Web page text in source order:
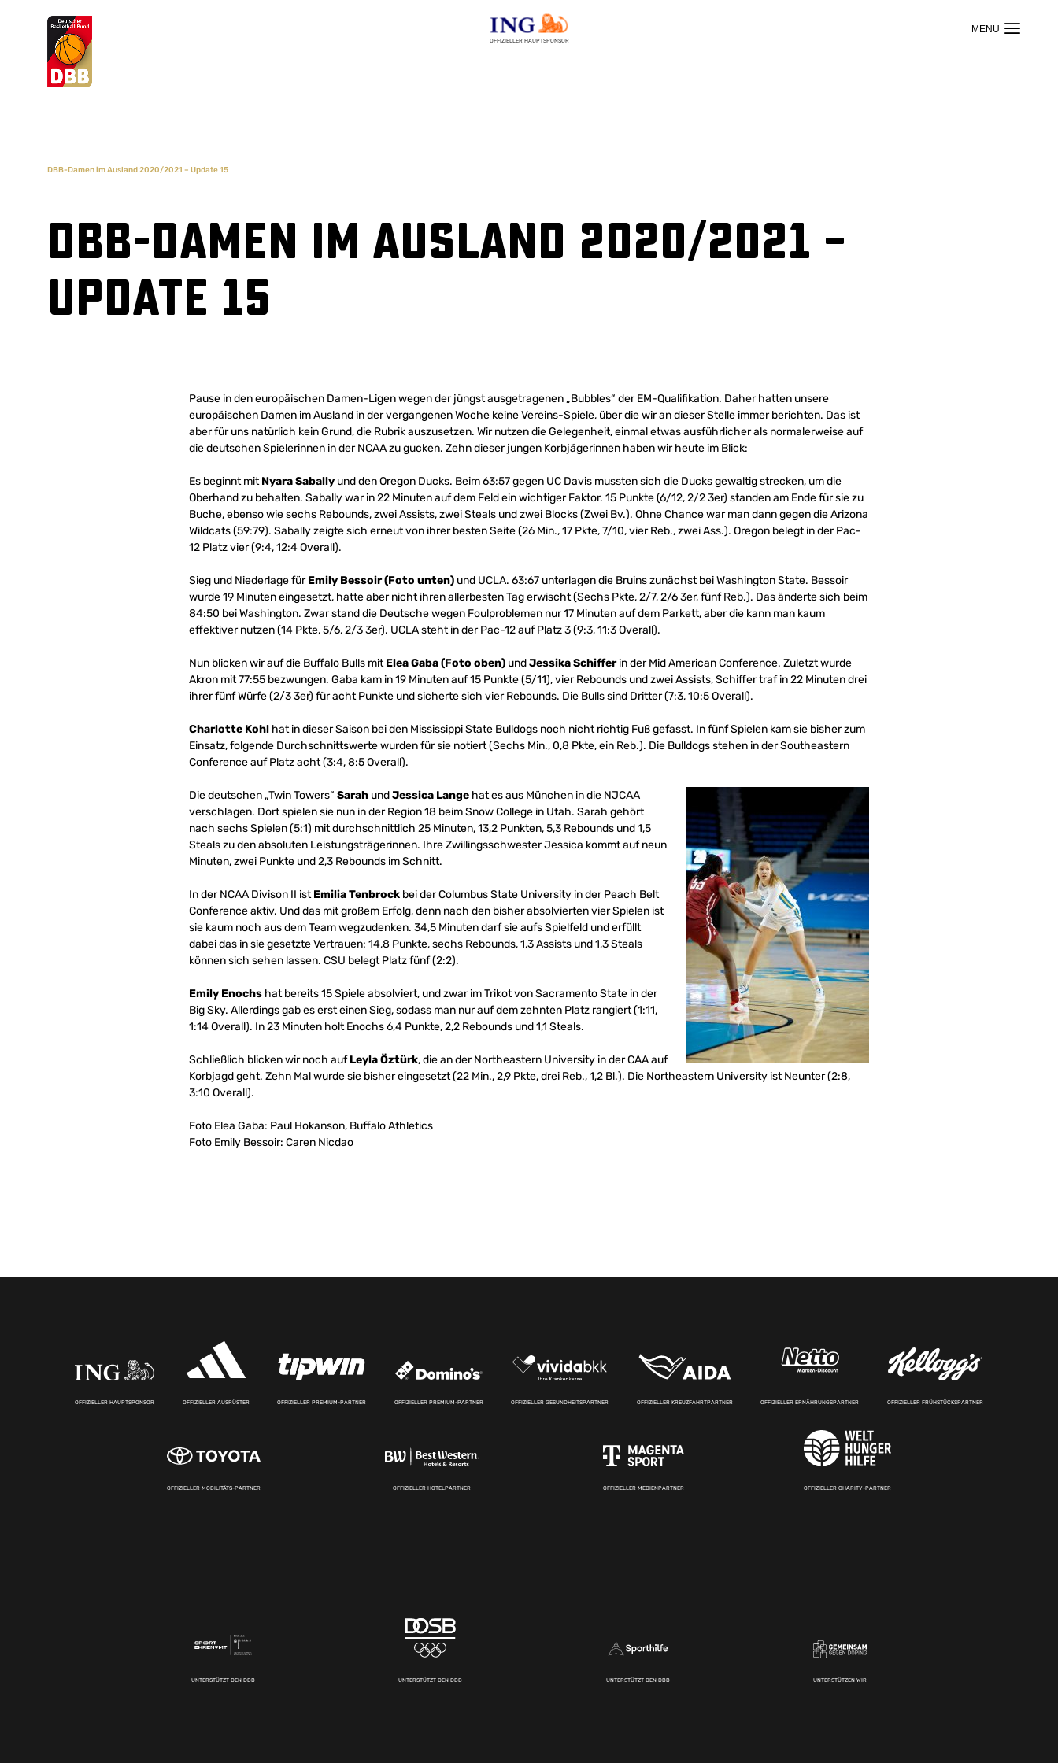
OFFIZIELLER HAUPTSPONSOR
Suchvorschläge
DBB-Damen im Ausland 2020/2021 – Update 15
DBB-Damen im Ausland 2020/2021 –
Update 15
Pause in den europäischen Damen-Ligen wegen der jüngst ausgetragenen „Bubbles“ der EM-Qualifikation. Daher hatten unsere
europäischen Damen im Ausland in der vergangenen Woche keine Vereins-Spiele, über die wir an dieser Stelle immer berichten. Das ist
aber für uns natürlich kein Grund, die Rubrik auszusetzen. Wir nutzen die Gelegenheit, einmal etwas ausführlicher als normalerweise auf
die deutschen Spielerinnen in der NCAA zu gucken. Zehn dieser jungen Korbjägerinnen haben wir heute im Blick:
Es beginnt mitNyara Sabally und den Oregon Ducks. Beim 63:57 gegen UC Davis mussten sich die Ducks gewaltig strecken, um die
Oberhand zu behalten. Sabally war in 22 Minuten auf dem Feld ein wichtiger Faktor. 15 Punkte (6/12, 2/2 3er) standen am Ende für sie zu
Buche, ebenso wie sechs Rebounds, zwei Assists, zwei Steals und zwei Blocks (Zwei Bv.). Ohne Chance war man dann gegen die Arizona
Wildcats (59:79). Sabally zeigte sich erneut von ihrer besten Seite (26 Min., 17 Pkte, 7/10, vier Reb., zwei Ass.). Oregon belegt in der Pac-
12 Platz vier (9:4, 12:4 Overall).
Sieg und Niederlage fürEmily Bessoir (Foto unten) und UCLA. 63:67 unterlagen die Bruins zunächst bei Washington State. Bessoir
wurde 19 Minuten eingesetzt, hatte aber nicht ihren allerbesten Tag erwischt (Sechs Pkte, 2/7, 2/6 3er, fünf Reb.). Das änderte sich beim
84:50 bei Washington. Zwar stand die Deutsche wegen Foulproblemen nur 17 Minuten auf dem Parkett, aber die kann man kaum
effektiver nutzen (14 Pkte, 5/6, 2/3 3er). UCLA steht in der Pac-12 auf Platz 3 (9:3, 11:3 Overall).
Nun blicken wir auf die Buffalo Bulls mitElea Gaba (Foto oben) undJessika Schifferin der Mid American Conference. Zuletzt wurde
Akron mit 77:55 bezwungen. Gaba kam in 19 Minuten auf 15 Punkte (5/11), vier Rebounds und zwei Assists, Schiffer traf in 22 Minuten drei
ihrer fünf Würfe (2/3 3er) für acht Punkte und sicherte sich vier Rebounds. Die Bulls sind Dritter (7:3, 10:5 Overall).
Charlotte Kohl hat in dieser Saison bei den Mississippi State Bulldogs noch nicht richtig Fuß gefasst. In fünf Spielen kam sie bisher zum
Einsatz, folgende Durchschnittswerte wurden für sie notiert (Sechs Min., 0,8 Pkte, ein Reb.). Die Bulldogs stehen in der Southeastern
Conference auf Platz acht (3:4, 8:5 Overall).
Die deutschen „Twin Towers“ Sarah undJessica Lange hat es aus München in die NJCAA
verschlagen. Dort spielen sie nun in der Region 18 beim Snow College in Utah. Sarah gehört
nach sechs Spielen (5:1) mit durchschnittlich 25 Minuten, 13,2 Punkten, 5,3 Rebounds und 1,5
Steals zu den absoluten Leistungsträgerinnen. Ihre Zwillingsschwester Jessica kommt auf neun
Minuten, zwei Punkte und 2,3 Rebounds im Schnitt.
In der NCAA Divison II istEmilia Tenbrock bei der Columbus State University in der Peach Belt
Conference aktiv. Und das mit großem Erfolg, denn nach den bisher absolvierten vier Spielen ist
sie kaum noch aus dem Team wegzudenken. 34,5 Minuten darf sie aufs Spielfeld und erfüllt
dabei das in sie gesetzte Vertrauen: 14,8 Punkte, sechs Rebounds, 1,3 Assists und 1,3 Steals
können sich sehen lassen. CSU belegt Platz fünf (2:2).
Emily Enochs hat bereits 15 Spiele absolviert, und zwar im Trikot von Sacramento State in der
Big Sky. Allerdings gab es erst einen Sieg, sodass man nur auf dem zehnten Platz rangiert (1:11,
1:14 Overall). In 23 Minuten holt Enochs 6,4 Punkte, 2,2 Rebounds und 1,1 Steals.
Schließlich blicken wir noch aufLeyla Öztürk, die an der Northeastern University in der CAA auf
Korbjagd geht. Zehn Mal wurde sie bisher eingesetzt (22 Min., 2,9 Pkte, drei Reb., 1,2 Bl.). Die Northeastern University ist Neunter (2:8,
3:10 Overall).
Foto Elea Gaba: Paul Hokanson, Buffalo Athletics
Foto Emily Bessoir: Caren Nicdao
OFFIZIELLER HAUPTSPONSOR OFFIZIELLER AUSRÜSTER OFFIZIELLER PREMIUM-PARTNER OFFIZIELLER PREMIUM-PARTNER OFFIZIELLER GESUNDHEITSPARTNER OFFIZIELLER KREUZFAHRTPARTNER OFFIZIELLER ERNÄHRUNGSPARTNER OFFIZIELLER FRÜHSTÜCKSPARTNER
OFFIZIELLER MOBILITÄTS-PARTNER OFFIZIELLER HOTELPARTNER OFFIZIELLER MEDIENPARTNER OFFIZIELLER CHARITY-PARTNER
UNTERSTÜTZT DEN DBB UNTERSTÜTZT DEN DBB UNTERSTÜTZT DEN DBB UNTERSTÜTZEN WIR